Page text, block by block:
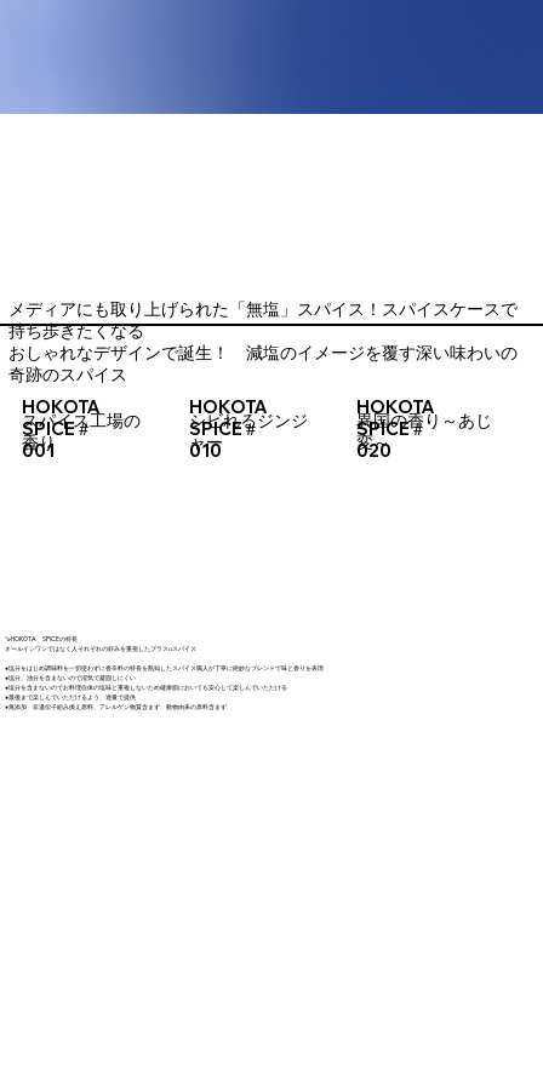
メディアにも取り上げられた「無塩」スパイス！スパイスケースで
持ち歩きたくなる
おしゃれなデザインで誕生！ 減塩のイメージを覆す深い味わいの
奇跡のスパイス
​HOKOTA
SPICE＃
001
​スパイス工場の
香り
​シビれるジンジ
ャー
異国の香り～あじ
変～
​HOKOTA
SPICE＃
020
​HOKOTA
SPICE＃
010
🍠HOKOTA SPICEの特長
オールインワンではなく人それぞれの好みを重視したプラスαスパイス
●塩分をはじめ調味料を一切使わずに香辛料の特長を熟知したスパイス職人が丁寧に絶妙なブレンドで味と香りを表現
●塩分、油分を含まないので湿気で凝固しにくい
●塩分を含まないのでお料理自体の塩味と重複しないため健康面においても安心して楽しんでいただける
●最後まで楽しんでいただけるよう、適量で提供
●無添加 非遺伝子組み換え原料、アレルゲン物質含まず、動物由来の原料含まず